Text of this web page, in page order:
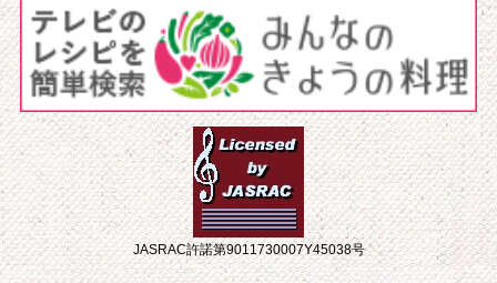
JASRAC許諾第9011730007Y45038号